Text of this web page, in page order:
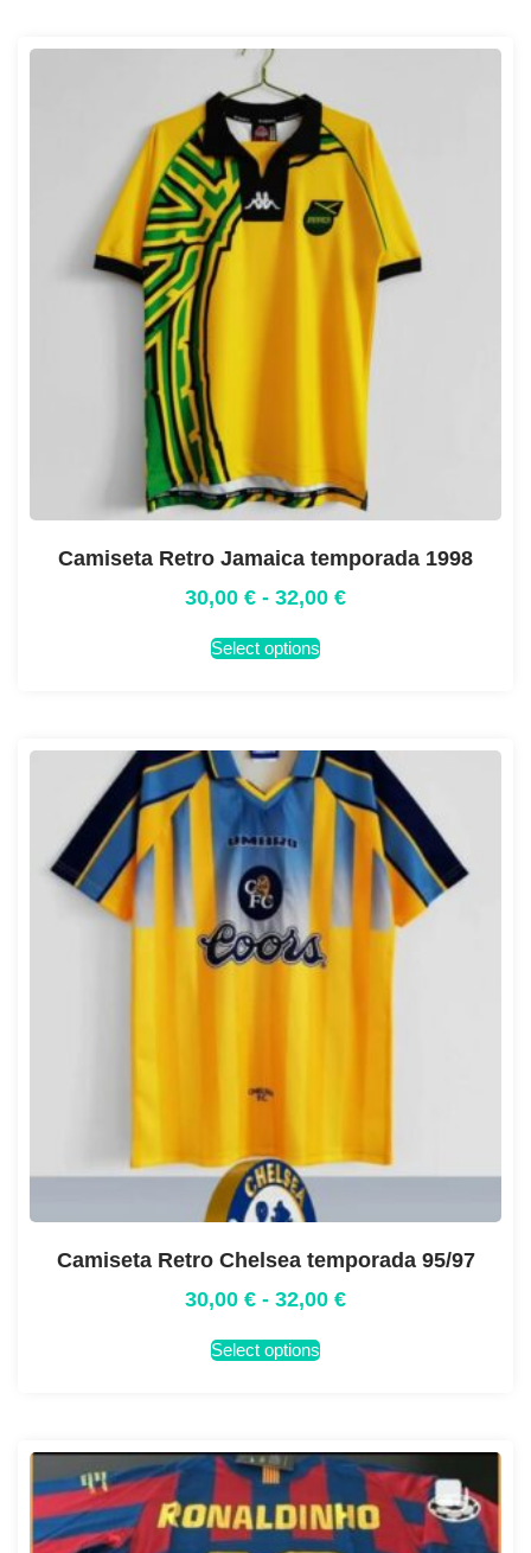
Camiseta Retro Jamaica temporada 1998
30,00 € - 32,00 €
Select options
Camiseta Retro Chelsea temporada 95/97
30,00 € - 32,00 €
Select options